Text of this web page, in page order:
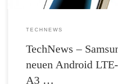
TECHNEWS
TechNews –
neuen Android
A3 …